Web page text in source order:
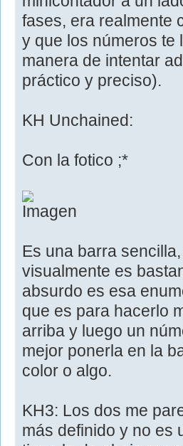
fases, era realmente
y que los números te
manera de intentar
práctico y preciso).
KH Unchained:
Con la fotico ;*
Es una barra
visualmente es
absurdo es esa
que es para hacerlo
arriba y luego un
mejor ponerla en la
color o algo.
KH3: Los dos me
más definido y no es